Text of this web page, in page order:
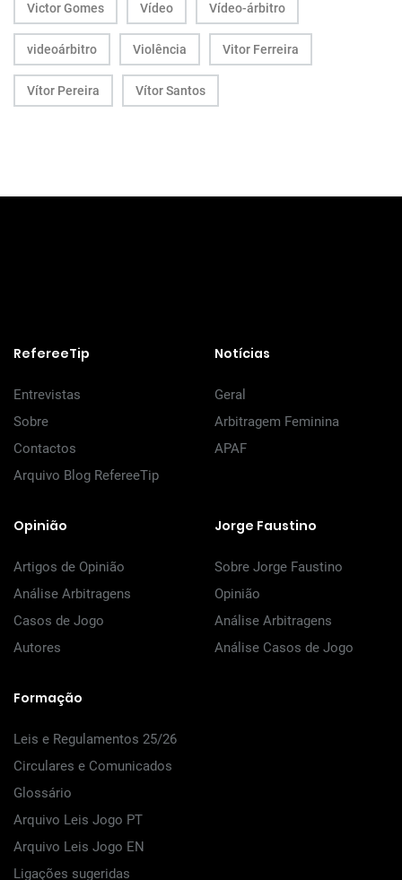
Victor Gomes Vídeo Vídeo-árbitro
videoárbitro Violência Vitor Ferreira
Vítor Pereira Vítor Santos
RefereeTip
Entrevistas
Sobre
Contactos
Arquivo Blog RefereeTip
Notícias
Geral
Arbitragem Feminina
APAF
Opinião
Artigos de Opinião
Análise Arbitragens
Casos de Jogo
Autores
Jorge Faustino
Sobre Jorge Faustino
Opinião
Análise Arbitragens
Análise Casos de Jogo
Formação
Leis e Regulamentos 25/26
Circulares e Comunicados
Glossário
Arquivo Leis Jogo PT
Arquivo Leis Jogo EN
Ligações sugeridas